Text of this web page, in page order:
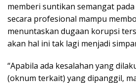
memberi suntikan semangat
secara profesional mampu
menuntaskan dugaan korupsi
akan hal ini tak lagi menjadi
“Apabila ada kesalahan yang
(oknum terkait) yang dipanggil,